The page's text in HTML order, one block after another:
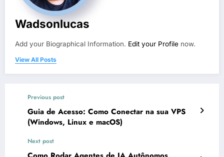
Wadsonlucas
Add your Biographical Information. Edit your Profile now.
View All Posts
Previous post
Guia de Acesso: Como Conectar na sua VPS
(Windows, Linux e macOS)
Next post